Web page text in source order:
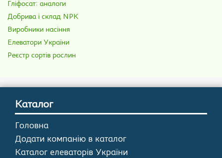
Гліфосат: аналоги
Добрива і склад NPK
Виробники насіння
Елеватори України
Реєстр сортів рослин
Каталог
Головна
Додати компанію в каталог
Каталог елеваторів України